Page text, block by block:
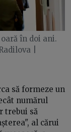
în doi ani.
|
să formeze un
numărul
trebui să
al cărui